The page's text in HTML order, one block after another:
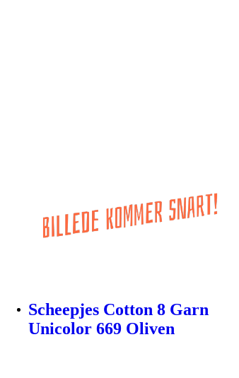
Scheepjes Cotton 8 Garn
Unicolor 669 Oliven